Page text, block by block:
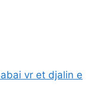
vr et djalin e